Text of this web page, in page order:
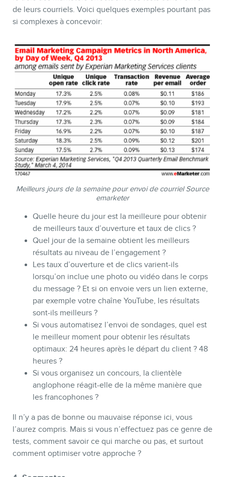
de leurs courriels. Voici quelques exemples pourtant pas
si complexes à concevoir:
Meilleurs jours de la semaine pour envoi de courriel Source
emarketer
Quelle heure du jour est la meilleure pour obtenir
de meilleurs taux d’ouverture et taux de clics ?
Quel jour de la semaine obtient les meilleurs
résultats au niveau de l’engagement ?
Les taux d’ouverture et de clics varient-ils
lorsqu’on inclue une photo ou vidéo dans le corps
du message ? Et si on envoie vers un lien externe,
par exemple votre chaîne YouTube, les résultats
sont-ils meilleurs ?
Si vous automatisez l’envoi de sondages, quel est
le meilleur moment pour obtenir les résultats
optimaux: 24 heures après le départ du client ? 48
heures ?
Si vous organisez un concours, la clientèle
anglophone réagit-elle de la même manière que
les francophones ?
Il n’y a pas de bonne ou mauvaise réponse ici, vous
l’aurez compris. Mais si vous n’effectuez pas ce genre de
tests, comment savoir ce qui marche ou pas, et surtout
comment optimiser votre approche ?